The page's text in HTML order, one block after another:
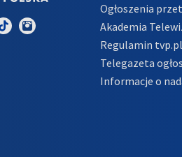
Ogłoszenia
Akademia
Regulamin tvp.pl
Telegazeta
Informacje o